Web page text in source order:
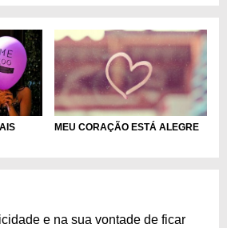
MEU CORAÇÃO ESTÁ ALEGRE
e na sua vontade de ficar